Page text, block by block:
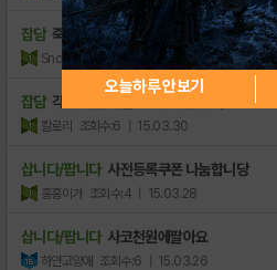
잡담 죽은게시판 발자취 남기는중
SnowFantasy 조회수:12 | 16.02.24
잡담 각종 게임 사전코드 공유합니다
칼로리 조회수:6 | 15.03.30
삽니다/팝니다 사전등록쿠폰 나눔합니당
홍홍이가 조회수:4 | 15.03.28
삽니다/팝니다 사코천원에팔아요
하얀고양애 조회수:6 | 15.03.26
오늘하루 안보기